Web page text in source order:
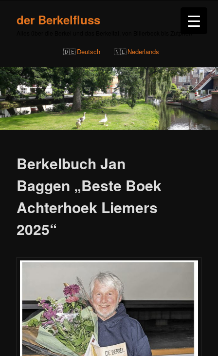
der Berkelfluss
Deutsch Nederlands
Berkelbuch Jan
Baggen „Beste Boek
Achterhoek Liemers
2025“